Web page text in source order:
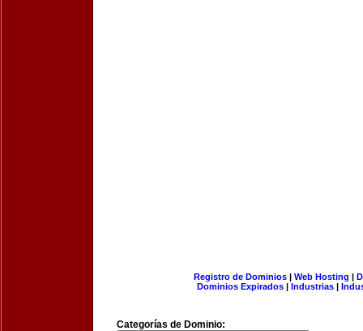
Registro de Dominios| Web Hosting |
Dominios Expirados | Industrias |
Categorías de Dominio: